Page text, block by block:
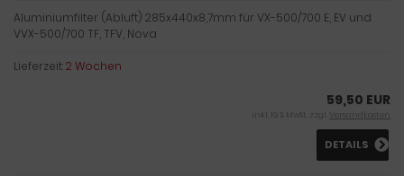
Aluminiumfilter (Abluft) 285x440x8,7mm für VX-500/700 E, EV und
VVX-500/700 TF, TFV, Nova
Lieferzeit:2 Wochen
59,50 EUR
inkl. 19 % MwSt. zzgl. Versandkosten
DETAILS